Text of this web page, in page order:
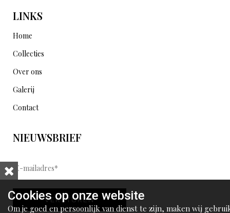
LINKS
Home
Collecties
Over ons
Galerij
Contact
NIEUWSBRIEF
E
-
m
a
VERSTUREN
Cookies op onze website
Om je goed en persoonlijk van dienst te zijn, maken wij